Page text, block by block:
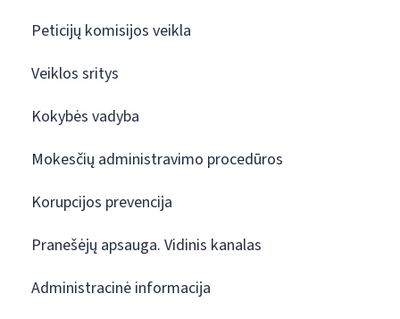
Peticijų komisijos veikla
Veiklos sritys
Kokybės vadyba
Mokesčių administravimo procedūros
Korupcijos prevencija
Pranešėjų apsauga. Vidinis kanalas
Administracinė informacija